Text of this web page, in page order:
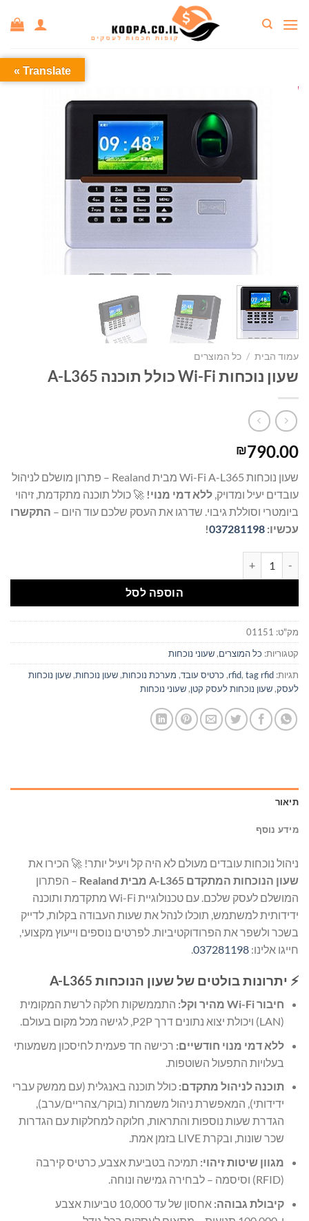
עמוד הבית / כל המוצרים
שעון נוכחות Wi-Fi כולל תוכנה A-L365
₪790.00
שעון נוכחות Wi-Fi A-L365 מבית Realand – פתרון מושלם לניהול
עובדים יעיל ומדויק, ללא דמי מנוי! 🚀 כולל תוכנה מתקדמת, זיהוי
ביומטרי וסוללת גיבוי. שדרגו את העסק שלכם עוד היום – התקשרו
עכשיו: 037281198
!
הוספה לסל
מק"ט: 01151
קטגוריות: כל המוצרים,שעוני נוכחות
תגיות:
rfid, tag rfid
, כרטיס עובד, מערכת נוכחות,שעון נוכחות,שעון נוכחות
לעסק,שעון נוכחות לעסק קטן,שעוני נוכחות
תיאור
מידע נוסף
ניהול נוכחות עובדים מעולם לא היה קל ויעיל יותר! 🚀 הכירו את
שעון הנוכחות המתקדם A-L365 מבית Realand
– הפתרון
המושלם לעסק שלכם. עם טכנולוגיית Wi-Fi מתקדמת ותוכנה
ידידותית למשתמש, תוכלו לנהל את שעות העבודה בקלות, לדייק
בשכר ולשפר את הפרודוקטיביות. לפרטים נוספים וייעוץ מקצועי,
חייגו אלינו: 037281198
⚡ יתרונות בולטים של שעון הנוכחות A-L365
חיבור Wi-Fi מהיר וקל:
התממשקות חלקה לרשת המקומית
(LAN) ויכולת יצוא נתונים דרך P2P, לגישה מכל מקום בעולם.
ללא דמי מנוי חודשיים: רכישה חד פעמית לחיסכון משמעותי
בעלויות התפעול השוטפות.
תוכנה לניהול מתקדם: כולל תוכנה באנגלית (עם ממשק עברי
ידידותי), המאפשרת ניהול משמרות (בוקר/צהריים/ערב),
הגדרת שעות נוספות והתראות, חלוקה למחלקות עם הגדרות
שכר שונות, ובקרת LIVE בזמן אמת.
מגוון שיטות זיהוי: תמיכה בטביעת אצבע, כרטיס קירבה
(RFID) וסיסמה – לבחירה גמישה ונוחה.
קיבולת גבוהה:
אחסון של עד 10,000 טביעות אצבע
Translate »